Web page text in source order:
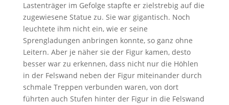
Lastenträger im Gefolge stapfte er zielstrebig auf die
zugewiesene Statue zu. Sie war gigantisch. Noch
leuchtete ihm nicht ein, wie er seine
Sprengladungen anbringen konnte, so ganz ohne
Leitern. Aber je näher sie der Figur kamen, desto
besser war zu erkennen, dass nicht nur die Höhlen
in der Felswand neben der Figur miteinander durch
schmale Treppen verbunden waren, von dort
führten auch Stufen hinter der Figur in die Felswand